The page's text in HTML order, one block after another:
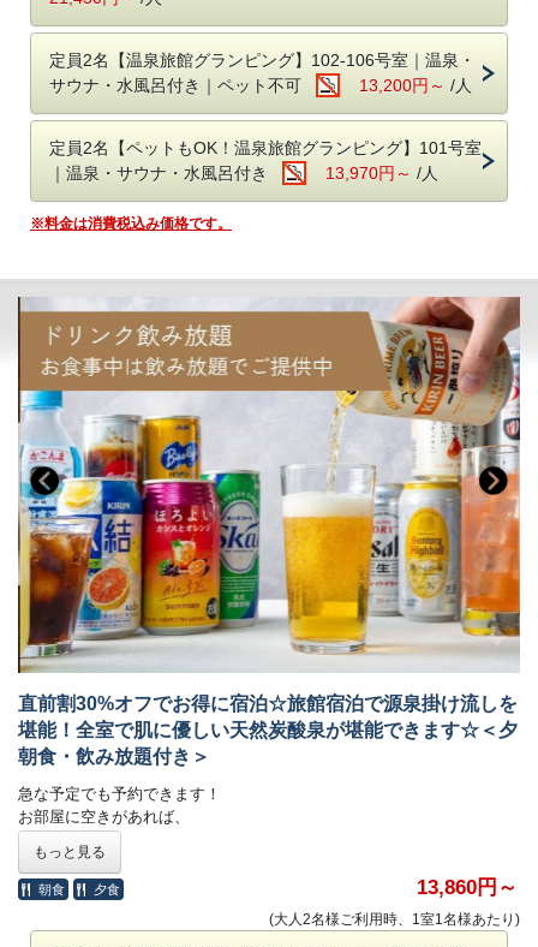
アーリーチェックイン：17時 → 15時 1室3,300円
レイトチェックアウトは行っておりません。
ご希望の方は備考欄にその旨を記載ください。
みいただけます。
◇スタンダードグランピング 116㎡
定員：6名
ドームテント・源泉掛け流し露天風呂・屋外ダイニング・トイレを各棟
に備えたグランピング。
源泉かけ流し露天風呂にBBQと至福の時間をお過ごしください。
※サウナ付きのお部屋をご希望のお客様はスイートグランピングをお選
ベッド：ダブル1台
定員：2名（お子様含む）
露天風呂・内風呂・サウナ・水風呂付き
旅館のお部屋にグランピング要素を追加したオリジナル部屋。
温泉はもちろん、サウナに水風呂、焚き火スペースにダイニングまでお
部屋付き。
すべての場所を滞在中自由にお使いいただけます。
※すべてのお部屋にトイレが完備されています
■チェックイン・チェックアウト時間について
チェックイン：17時～20時
※フロントは22時で閉まりますので時間内にチェックインをお願いしま
す。
チェックアウト：
グランピング・温泉旅館グランピング：10時
温泉旅館グランピング
アーリーチェックイン 17時→16時 1棟3,300円
レイトチェックアウト 10時→11時 1棟3,300円（1日3組限定）
スイートグランピング、スタンダードグランピング
アーリーチェックイン 17時→16時 1棟3,300円
※8月1日以降はアーリーチェックイン17時→16時無料！
さらに15時のアーリーチェックインも可能：1棟3,300円
レイトチェックアウト10時→11時 1棟3,300円（1日3組限定）
備考欄にご希望の旨を記載ください。
定員2名【温泉旅館グランピング】102-106号室｜温泉・
サウナ・水風呂付き｜ペット不可
13,200円～ /人
定員2名【ペットもOK！温泉旅館グランピング】101号室
｜温泉・サウナ・水風呂付き
13,970円～ /人
※料金は消費税込み価格です。
直前割30%オフでお得に宿泊☆旅館宿泊で源泉掛け流しを
堪能！全室で肌に優しい天然炭酸泉が堪能できます☆＜夕
朝食・飲み放題付き＞
急な予定でも予約できます！
お部屋に空きがあれば、
※表示されている金額が割引後の料金です。
＜チェックイン：17時～20時/ チェックアウト：11時＞
※フロントが22時で閉まりますので、時間内にチェックインをお願いし
もっと見る
朝食 夕食 13,860円～
(大人2名様ご利用時、1室1名様あたり)